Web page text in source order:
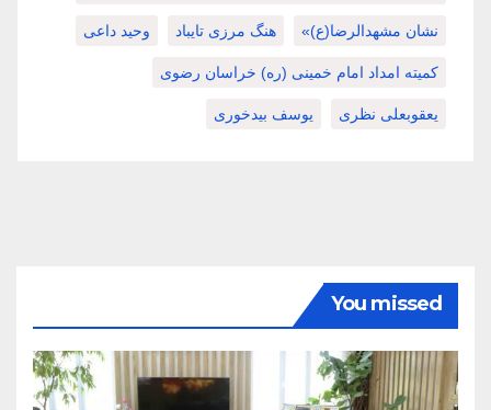
نشان مشهدالرضا(ع)» هنگ مرزی تایباد وحید داعی
کمیته امداد امام خمینی (ره) خراسان رضوی
یعقوبعلی نظری یوسف بیدخوری
You missed